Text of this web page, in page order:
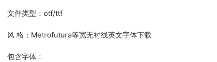
文件类型：otf/ttf
风 格：Metrofutura等宽无衬线英文字体下载
包含字体：